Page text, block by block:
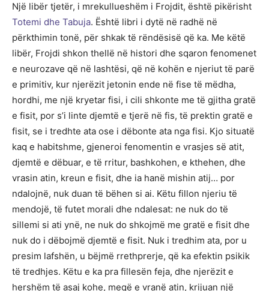
Një libër tjetër, i mrekullueshëm i Frojdit, është pikërisht
Totemi dhe Tabuja. Është libri i dytë në radhë në
përkthimin tonë, për shkak të rëndësisë që ka. Me këtë
libër, Frojdi shkon thellë në histori dhe sqaron fenomenet
e neurozave që në lashtësi, që në kohën e njeriut të parë
e primitiv, kur njerëzit jetonin ende në fise të mëdha,
hordhi, me një kryetar fisi, i cili shkonte me të gjitha gratë
e fisit, por s’i linte djemtë e tjerë në fis, të prektin gratë e
fisit, se i tredhte ata ose i dëbonte ata nga fisi. Kjo situatë
kaq e habitshme, gjeneroi fenomentin e vrasjes së atit,
djemtë e dëbuar, e të rritur, bashkohen, e kthehen, dhe
vrasin atin, kreun e fisit, dhe ia hanë mishin atij… por
ndalojnë, nuk duan të bëhen si ai. Këtu fillon njeriu të
mendojë, të futet morali dhe ndalesat: ne nuk do të
sillemi si ati ynë, ne nuk do shkojmë me gratë e fisit dhe
nuk do i dëbojmë djemtë e fisit. Nuk i tredhim ata, por u
presim lafshën, u bëjmë rrethprerje, që ka efektin psikik
të tredhjes. Këtu e ka pra fillesën feja, dhe njerëzit e
hershëm të asaj kohe, meqë e vranë atin, krijuan një